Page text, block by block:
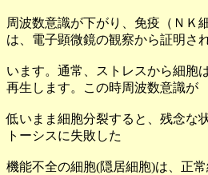
周波数意識が下がり、免疫（ＮＫ
は、電子顕微鏡の観察から証明さ
います。通常、ストレスから細胞
再生します。この時周波数意識が
低いまま細胞分裂すると、残念な
トーシスに失敗した
機能不全の細胞(隠居細胞)は、正